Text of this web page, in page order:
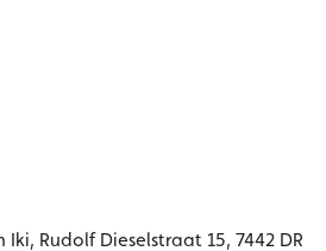
Iki, Rudolf Dieselstraat 15, 7442 DR